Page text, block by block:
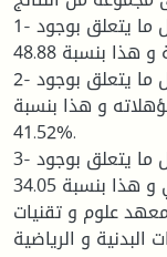
1- أن أفراد العينة كانوا موافقين بشدة حول ما يتعلق بوجود
معوقات تتعلق بالأهداف التعلمية و هذا بنسبة 48.88%.
2- أن أفراد العينة كانوا موافقين بشدة حول ما يتعلق بوجود
و هذا بنسبة
41.52%.
3- أن أفراد العينة كانوا موافقين حول ما يتعلق بوجود
معوقات تتعلق بالدليل المنهجي و هذا بنسبة 34.05%.
علوم و تقنيات
البدنية و الرياضية.